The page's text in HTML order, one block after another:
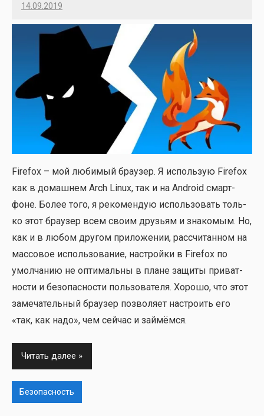
14.09.2019
Imatvey
Firefox – мой люби­мый бра­у­зер. Я исполь­зую Firefox
как в домаш­нем Arch Linux, так и на Android смарт­
фоне. Более того, я реко­мен­дую исполь­зо­вать толь­
ко этот бра­у­зер всем сво­им дру­зьям и зна­ко­мым. Но,
как и в любом дру­гом при­ло­же­нии, рас­счи­тан­ном на
мас­со­вое исполь­зо­ва­ние, настрой­ки в Firefox по
умол­ча­нию не опти­маль­ны в плане защи­ты при­ват­
но­сти и без­опас­но­сти поль­зо­ва­те­ля. Хоро­шо, что этот
заме­ча­тель­ный бра­у­зер поз­во­ля­ет настро­ить его
«так, как надо», чем сей­час и зай­мём­ся.
Читать далее
Безопасность